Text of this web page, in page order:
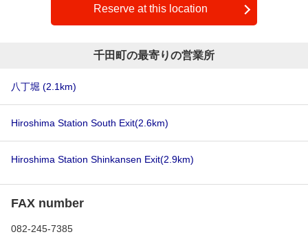
Reserve at this location
千田町の最寄りの営業所
八丁堀 (2.1km)
Hiroshima Station South Exit(2.6km)
Hiroshima Station Shinkansen Exit(2.9km)
FAX number
082-245-7385